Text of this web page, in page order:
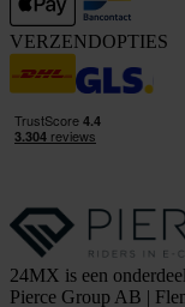
VERZENDOPTIES
24MX is een
Pierce Group AB |